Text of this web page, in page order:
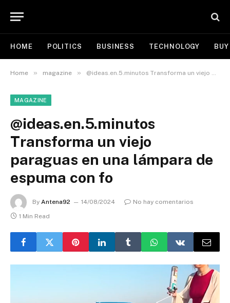
HOME POLITICS BUSINESS TECHNOLOGY
Home » magazine » @ideas.en.5.minutos Transforma un viejo paraguas en una lámpara de espuma con fo
MAGAZINE
@ideas.en.5.minutos
Transforma un viejo
paraguas en una lámpara de
espuma con fo
By Antena92 14/08/2024
No hay comentarios
1 Min Read